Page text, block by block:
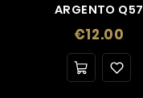
ARGENTO Q57
€12.00